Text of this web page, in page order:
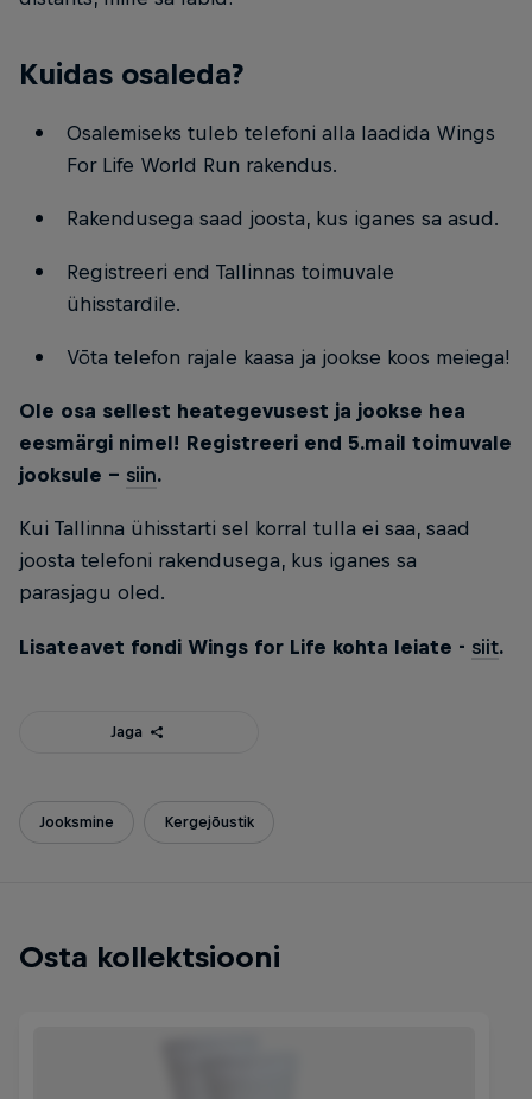
Kuidas osaleda?
Osalemiseks tuleb telefoni alla laadida Wings
For Life World Run rakendus.
Rakendusega saad joosta, kus iganes sa asud.
Registreeri end Tallinnas toimuvale
ühisstardile.
Võta telefon rajale kaasa ja jookse koos meiega!
Ole osa sellest heategevusest ja jookse hea
eesmärgi nimel! Registreeri end 5.mail toimuvale
jooksule - siin.
Kui Tallinna ühisstarti sel korral tulla ei saa, saad
joosta telefoni rakendusega, kus iganes sa
parasjagu oled.
Lisateavet fondi Wings for Life kohta leiate - siit.
Jaga
Jooksmine Kergejõustik
Osta kollektsiooni